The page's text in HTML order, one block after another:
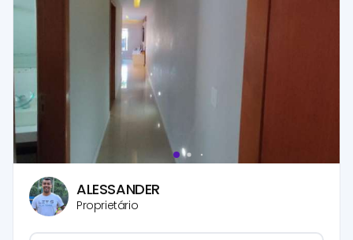
ALESSANDER
Proprietário